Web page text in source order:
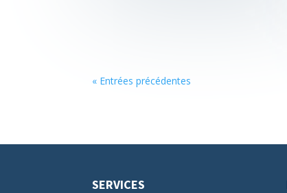
« Entrées précédentes
SERVICES